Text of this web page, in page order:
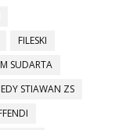
FILESKI
SUDARTA
STIAWAN ZS